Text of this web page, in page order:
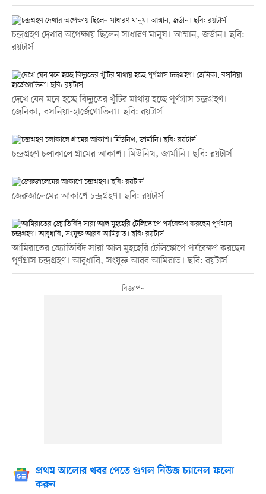
চন্দ্রগ্রহণ দেখার অপেক্ষায় ছিলেন সাধারণ মানুষ। আম্মান, জর্ডান। ছবি:
রয়টার্স
দেখে যেন মনে হচ্ছে বিদ্যুতের খুঁটির মাথায় হচ্ছে পূর্ণগ্রাস চন্দ্রগ্রহণ।
জেনিকা, বসনিয়া-হার্জেগোভিনা। ছবি: রয়টার্স
চন্দ্রগ্রহণ চলাকালে গ্রামের আকাশ। মিউনিখ, জার্মানি। ছবি: রয়টার্স
জেরুজালেমের আকাশে চন্দ্রগ্রহণ। ছবি: রয়টার্স
আমিরাতের জ্যোতির্বিদ সারা আল মুহহেরি টেলিস্কোপে পর্যবেক্ষণ করছেন
পূর্ণগ্রাস চন্দ্রগ্রহণ। আবুধাবি, সংযুক্ত আরব আমিরাত। ছবি: রয়টার্স
প্রথম আলোর খবর পেতে গুগল নিউজ চ্যানেল ফলো
করুন